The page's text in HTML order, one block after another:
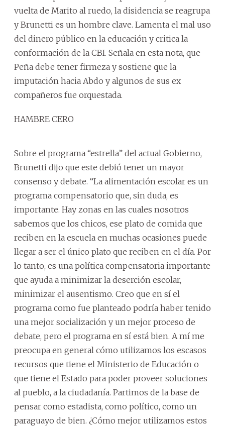
vuelta de Marito al ruedo, la disidencia se reagrupa
y Brunetti es un hombre clave. Lamenta el mal uso
del dinero público en la educación y critica la
conformación de la CBI. Señala en esta nota, que
Peña debe tener firmeza y sostiene que la
imputación hacia Abdo y algunos de sus ex
compañeros fue orquestada.
HAMBRE CERO
Sobre el programa “estrella” del actual Gobierno,
Brunetti dijo que este debió tener un mayor
consenso y debate. “La alimentación escolar es un
programa compensatorio que, sin duda, es
importante. Hay zonas en las cuales nosotros
sabemos que los chicos, ese plato de comida que
reciben en la escuela en muchas ocasiones puede
llegar a ser el único plato que reciben en el día. Por
lo tanto, es una política compensatoria importante
que ayuda a minimizar la deserción escolar,
minimizar el ausentismo. Creo que en sí el
programa como fue planteado podría haber tenido
una mejor socialización y un mejor proceso de
debate, pero el programa en sí está bien. A mí me
preocupa en general cómo utilizamos los escasos
recursos que tiene el Ministerio de Educación o
que tiene el Estado para poder proveer soluciones
al pueblo, a la ciudadanía. Partimos de la base de
pensar como estadista, como político, como un
paraguayo de bien. ¿Cómo mejor utilizamos estos